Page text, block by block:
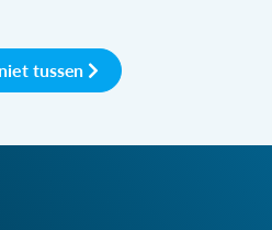
tussen